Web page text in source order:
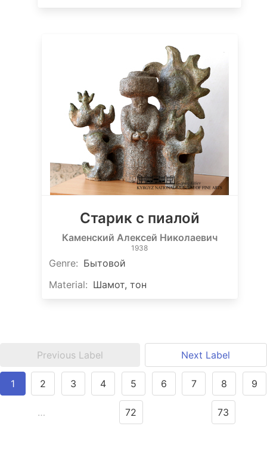
Старик с пиалой
Каменский Алексей Николаевич
1938
Genre: Бытовой
Material: Шамот, тон
Previous Label Next Label
1 2 3 4 5 6 7 8 9
… 72 73